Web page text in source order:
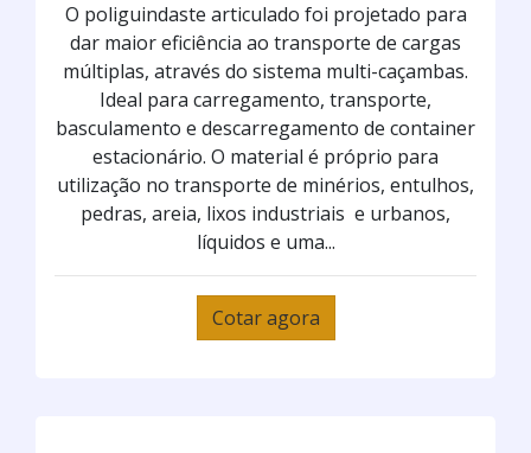
O poliguindaste articulado foi projetado para
dar maior eficiência ao transporte de cargas
múltiplas, através do sistema multi-caçambas.
Ideal para carregamento, transporte,
basculamento e descarregamento de container
estacionário. O material é próprio para
utilização no transporte de minérios, entulhos,
pedras, areia, lixos industriais e urbanos,
líquidos e uma...
Cotar agora